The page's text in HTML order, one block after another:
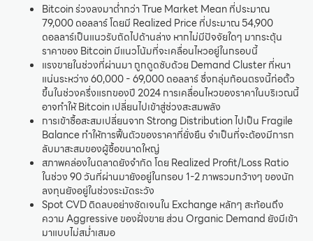
Bitcoin ร่วงลงมาต่ำกว่า True Market Mean ที่ประมาณ
79,000 ดอลลาร์ โดยมี Realized Price ที่ประมาณ 54,900
ดอลลาร์เป็นแนวรับถัดไปด้านล่าง หากไม่มีปัจจัยใดๆ มากระตุ้น
ราคาของ Bitcoin มีแนวโน้มที่จะเคลื่อนไหวอยู่ในกรอบนี้
แรงขายในช่วงที่ผ่านมา ถูกดูดซับด้วย Demand Cluster ที่หนา
แน่นระหว่าง 60,000 - 69,000 ดอลลาร์ ซึ่งกลุ่มก้อนตรงนี้ก่อตั้ว
ขึ้นในช่วงครึ่งแรกของปี 2024 การเคลื่อนไหวของราคาในบริเวณนี้
อาจทำให้ Bitcoin เปลี่ยนไปเข้าสู่ช่วงสะสมพลัง
การเข้าซื้อสะสมเปลี่ยนจาก Strong Distribution ไปเป็น Fragile
Balance ทำให้การฟื้นตัวของราคาที่ยั่งยืน จำเป็นที่จะต้องมีการก
ลับมาสะสมของผู้ซื้อขนาดใหญ่
สภาพคล่องในตลาดยังจำกัด โดย Realized Profit/Loss Ratio
ในช่วง 90 วันที่ผ่านมายังอยู่ในกรอบ 1-2 ภาพรวมกว้างๆ ของนัก
ลงทุนยังอยู่ในช่วงระมัดระวัง
Spot CVD ติดลบอย่างชัดเจนใน Exchange หลักๆ สะท้อนถึง
ความ Aggressive ของฝั่งขาย ส่วน Organic Demand ยังมีเข้า
มาแบบไม่สม่ำเสมอ